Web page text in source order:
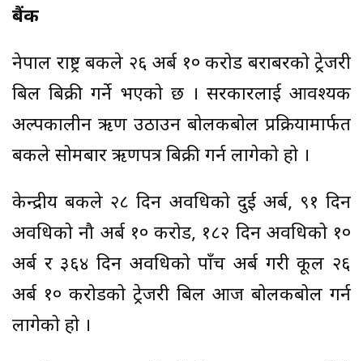
बैंक
नेपाल राष्ट्र बैंकले २६ अर्ब १० करोड बराबरको ट्रेजरी
बिल बिक्री गर्ने भएको छ । सरकारलाई आवश्यक
अल्पकालीन ऋण उठाउन बोलकबोल प्रक्रियामार्फत
बैंकले सोमबार ऋणपत्र बिक्री गर्न लागेको हो ।
केन्द्रीय बैंकले २८ दिन अवधिको दुई अर्ब, ९१ दिन
अवधिको नौ अर्ब १० करोड, १८२ दिन अवधिको १०
अर्ब र ३६४ दिन अवधिको पाँच अर्ब गरी कूल २६
अर्ब १० करोडको ट्रेजरी बिल आज बोलकबोल गर्न
लागेको हो ।